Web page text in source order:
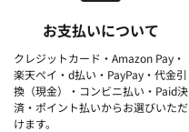
お支払いについて
クレジットカード・Amazon Pay・
楽天ぺイ・d払い・PayPay・代金引
換（現金）・コンビニ払い・Paid決
済・ポイント払いからお選びいただ
けます。